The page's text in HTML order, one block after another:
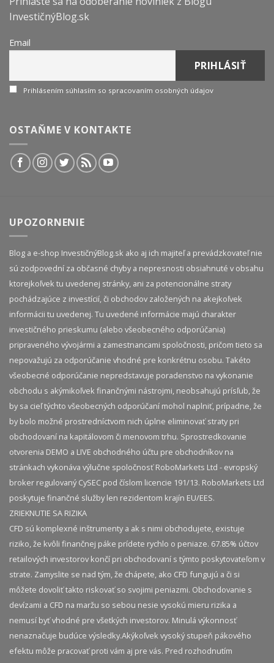
InvestičnýBlog.sk
Email
Prihlásením súhlasím so spracovaním osobných údajov
OSTAŇME V KONTAKTE
UPOZORNENIE
Blog a e-shop InvestičnýBlog.sk ako aj ich majiteľ a prevádzkovateľ nie
sú zodpovední za občasné chyby a nepresnosti obsiahnuté v obsahu
ktorejkoľvek tu uvedenej stránky, ani za potencionálne straty
pochádzajúce z investícií, či obchodov založených na akejkoľvek
informácii tu uvedenej. Tu uvedené informácie majú charakter
investičného prieskumu (alebo všeobecného odporúčania)
pripraveného vývojármi a zamestnancami spoločnosti, pričom tieto sa
nepovažujú za odporúčanie vhodné pre konkrétnu osobu. Takéto
všeobecné odporúčanie nepredstavuje poradenstvo na vykonanie
obchodu s akýmikoľvek finančnými nástrojmi, neobsahujú prísľub, že
by sa cieľ týchto všeobecných odporúčaní mohol naplniť, prípadne, že
by bolo možné prostredníctvom nich úplne eliminovať straty pri
obchodovaní na kapitálovom či menovom trhu. Sprostredkovanie
otvorenia DEMO a LIVE obchodného účtu pre obchodníkov na
stránkach vykonáva výlučne spoločnosť RoboMarkets Ltd - evropský
broker regulovaný CySEC pod číslom licencie 191/13. RoboMarkets Ltd
poskytuje finančné služby len rezidentom krajín EU/EES.
ZRIEKNUTIE SA RIZIKA
CFD sú komplexné inštrumenty a ak s nimi obchodujete, existuje
riziko, že kvôli finančnej páke prídete rychlo o peniaze. 67.85% účtov
retailových investorov končí pri obchodovaní s týmto poskytovateľom v
strate. Zamyslite se nad tým, že chápete, ako CFD fungujú a či si
môžete dovoliť takto riskovať so svojimi peniazmi. Obchodovanie s
devízami a CFD na maržu so sebou nesie vysokú mieru rizika a
nemusí byť vhodné pre všetkých investorov. Minulá výkonnosť
nenaznačuje budúce výsledky.​ Akýkoľvek vysoký stupeň pákového
efektu môže pracovať proti vám aj pre vás. Pred rozhodnutím